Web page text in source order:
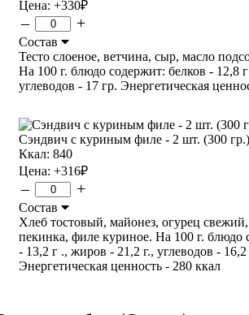
Цена: +330₽
– +
Состав
Тесто слоеное, ветчина, сыр, масло
На 100 г. блюдо содержит: белков - 12,8
углеводов - 17 гр. Энергетическая
Сэндвич с куриным филе - 2 шт. (300 гр.)
Ккал: 840
Цена: +316₽
– +
Состав
Хлеб тостовый, майонез, огурец свежий,
пекинка, филе куриное. На 100 г. блюдо
- 13,2 г ., жиров - 21,2 г., углеводов - 16,2
Энергетическая ценность - 280 ккал